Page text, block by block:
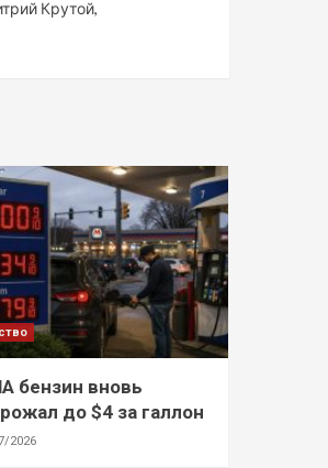
Крутой,
бензин вновь
до $4 за галлон
2026